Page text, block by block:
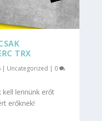
TRX
| Uncategorized | 0
kell lennünk erőt
erőknek!